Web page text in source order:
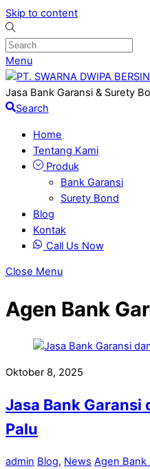
Skip to content
Menu
Jasa Bank Garansi & Surety
Search
Home
Tentang Kami
Produk
Bank Garansi
Surety Bond
Blog
Kontak
Call Us Now
Close Menu
Agen Bank
Oktober 8, 2025
Jasa Bank Garansi
Palu
admin Blog, News Agen Bank